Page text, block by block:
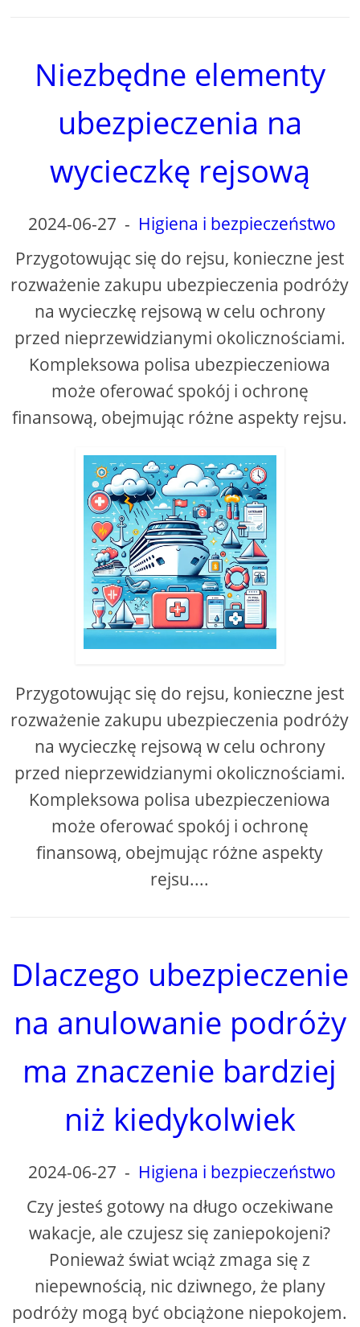
Niezbędne elementy
ubezpieczenia na
wycieczkę rejsową
2024-06-27 - Higiena i bezpieczeństwo
Przygotowując się do rejsu, konieczne jest
rozważenie zakupu ubezpieczenia podróży
na wycieczkę rejsową w celu ochrony
przed nieprzewidzianymi okolicznościami.
Kompleksowa polisa ubezpieczeniowa
może oferować spokój i ochronę
finansową, obejmując różne aspekty rejsu.
Przygotowując się do rejsu, konieczne jest
rozważenie zakupu ubezpieczenia podróży
na wycieczkę rejsową w celu ochrony
przed nieprzewidzianymi okolicznościami.
Kompleksowa polisa ubezpieczeniowa
może oferować spokój i ochronę
finansową, obejmując różne aspekty
rejsu....
Dlaczego ubezpieczenie
na anulowanie podróży
ma znaczenie bardziej
niż kiedykolwiek
2024-06-27 - Higiena i bezpieczeństwo
Czy jesteś gotowy na długo oczekiwane
wakacje, ale czujesz się zaniepokojeni?
Ponieważ świat wciąż zmaga się z
niepewnością, nic dziwnego, że plany
podróży mogą być obciążone niepokojem.